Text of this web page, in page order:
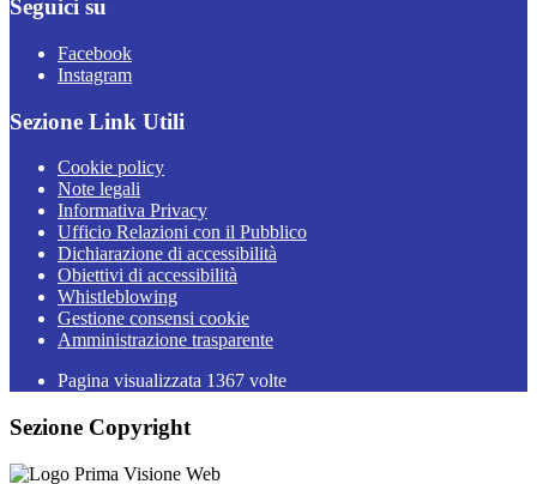
Seguici su
Facebook
Instagram
Sezione Link Utili
Cookie policy
Note legali
Informativa Privacy
Ufficio Relazioni con il Pubblico
Dichiarazione di accessibilità
Obiettivi di accessibilità
Whistleblowing
Gestione consensi cookie
Amministrazione trasparente
Pagina visualizzata 1367 volte
Sezione Copyright